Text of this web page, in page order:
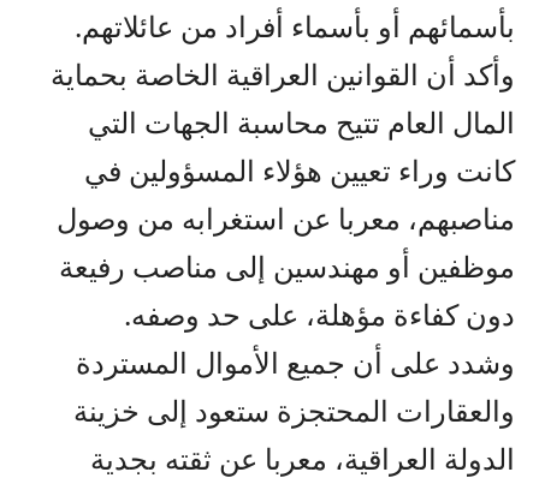
بأسمائهم أو بأسماء أفراد من عائلاتهم.
وأكد أن القوانين العراقية الخاصة بحماية
المال العام تتيح محاسبة الجهات التي
كانت وراء تعيين هؤلاء المسؤولين في
مناصبهم، معربا عن استغرابه من وصول
موظفين أو مهندسين إلى مناصب رفيعة
دون كفاءة مؤهلة، على حد وصفه.
وشدد على أن جميع الأموال المستردة
والعقارات المحتجزة ستعود إلى خزينة
الدولة العراقية، معربا عن ثقته بجدية